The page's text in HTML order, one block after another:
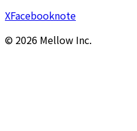
XFacebooknote
© 2026 Mellow Inc.